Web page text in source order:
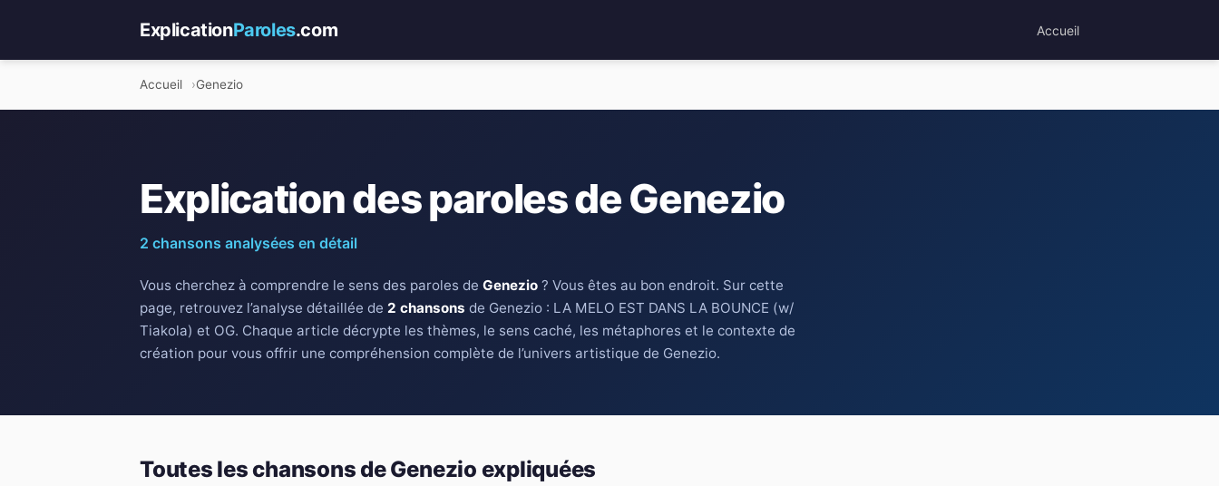
ExplicationParoles.com Accueil
Accueil Genezio
Explication des paroles de Genezio
2 chansons analysées en détail
Vous cherchez à comprendre le sens des paroles de Genezio ? Vous êtes au bon endroit. Sur cette
page, retrouvez l’analyse détaillée de 2 chansons de Genezio : LA MELO EST DANS LA BOUNCE (w/
Tiakola) et OG. Chaque article décrypte les thèmes, le sens caché, les métaphores et le contexte de
création pour vous offrir une compréhension complète de l’univers artistique de Genezio.
Toutes les chansons de Genezio expliquées